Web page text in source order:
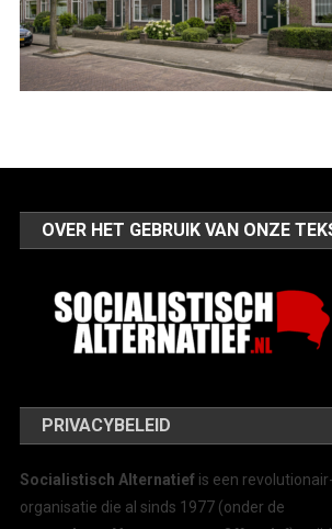
OVER HET GEBRUIK VAN ONZE
PRIVACYBELEID
Socialistisch Alternatief is een
organisatie die al sinds 1977 (onder de